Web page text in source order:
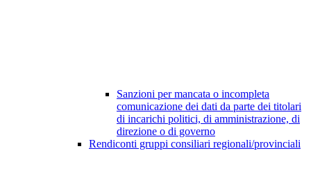
Sanzioni per mancata o incompleta
comunicazione dei dati da parte dei titolari
di incarichi politici, di amministrazione, di
direzione o di governo
Rendiconti gruppi consiliari regionali/provinciali